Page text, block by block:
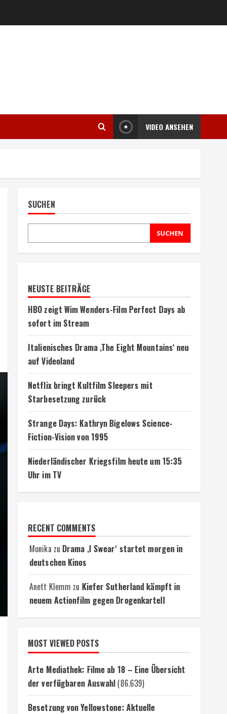
VIDEO ANSEHEN
SUCHEN
SUCHEN
NEUSTE BEITRÄGE
HBO zeigt Wim Wenders-Film Perfect Days ab
sofort im Stream
Italienisches Drama ‚The Eight Mountains‘ neu
auf Videoland
Netflix bringt Kultfilm Sleepers mit
Starbesetzung zurück
Strange Days: Kathryn Bigelows Science-
Fiction-Vision von 1995
Niederländischer Kriegsfilm heute um 15:35
Uhr im TV
RECENT COMMENTS
Monika zu Drama ‚I Swear‘ startet morgen in
deutschen Kinos
Anett Klemm zu Kiefer Sutherland kämpft in
neuem Actionfilm gegen Drogenkartell
MOST VIEWED POSTS
Arte Mediathek: Filme ab 18 – Eine Übersicht
der verfügbaren Auswahl (86.639)
Besetzung von Yellowstone: Aktuelle